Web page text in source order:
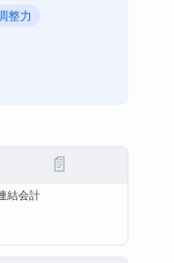
整力
📄
結会計